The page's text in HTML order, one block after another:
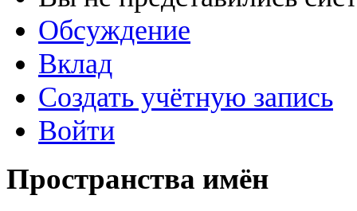
Обсуждение
Вклад
Создать учётную запись
Войти
Пространства имён